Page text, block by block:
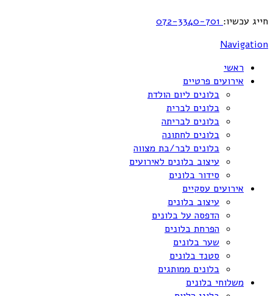
חייג עכשיו:
Navigation
ראשי
אירועים פרטיים
בלונים ליום הולדת
בלונים לברית
בלונים לבריתה
בלונים לחתונה
בלונים לבר/בת מצווה
עיצוב בלונים לאירועים
סידור בלונים
אירועים עסקיים
עיצוב בלונים
הדפסה על בלונים
הפרחת בלונים
שער בלונים
סטנד בלונים
בלונים ממותגים
משלוחי בלונים